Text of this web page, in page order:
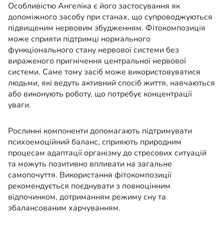
Особливістю Ангеліка є його застосування як
допоміжного засобу при станах, що супроводжуються
підвищеним нервовим збудженням. Фітокомпозиція
може сприяти підтримці нормального
функціонального стану нервової системи без
вираженого пригнічення центральної нервової
системи. Саме тому засіб може використовуватися
людьми, які ведуть активний спосіб життя, навчаються
або виконують роботу, що потребує концентрації
уваги.
Рослинні компоненти допомагають підтримувати
психоемоційний баланс, сприяють природним
процесам адаптації організму до стресових ситуацій
та можуть позитивно впливати на загальне
самопочуття. Використання фітокомпозиції
рекомендується поєднувати з повноцінним
відпочинком, дотриманням режиму сну та
збалансованим харчуванням.